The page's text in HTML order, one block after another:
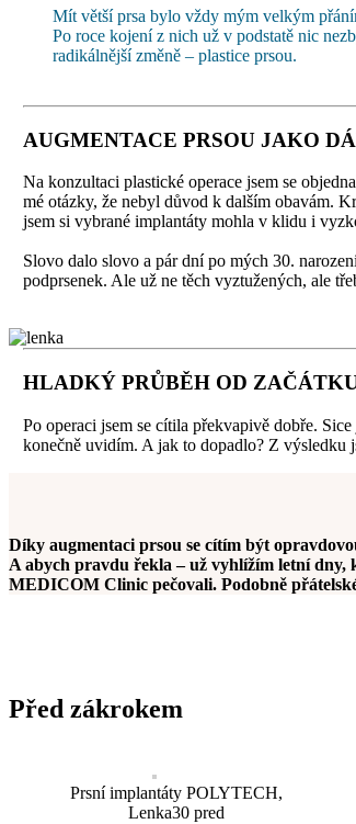
Mít větší prsa bylo vždy mým velkým
Po roce kojení z nich už v podstatě nic
radikálnější změně – plastice prsou.
AUGMENTACE PRSOU JAKO
Na konzultaci plastické operace jsem se
mé otázky, že nebyl důvod k dalším obavám.
jsem si vybrané implantáty mohla v klidu i
Slovo dalo slovo a pár dní po mých 30.
podprsenek. Ale už ne těch vyztužených, ale
HLADKÝ PRŮBĚH OD
Po operaci jsem se cítila překvapivě dobře.
konečně uvidím. A jak to dopadlo? Z výsledku
Díky augmentaci prsou se cítím být
A abych pravdu řekla – už vyhlížím letní
MEDICOM Clinic pečovali. Podobně
Před zákrokem
Prsní implantáty POLYTECH,
Lenka30 pred